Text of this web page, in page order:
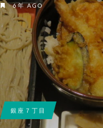
6年 AGO
銀座７丁目